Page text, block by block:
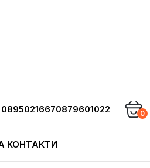
08950216670879601022 0
КОНТАКТИ